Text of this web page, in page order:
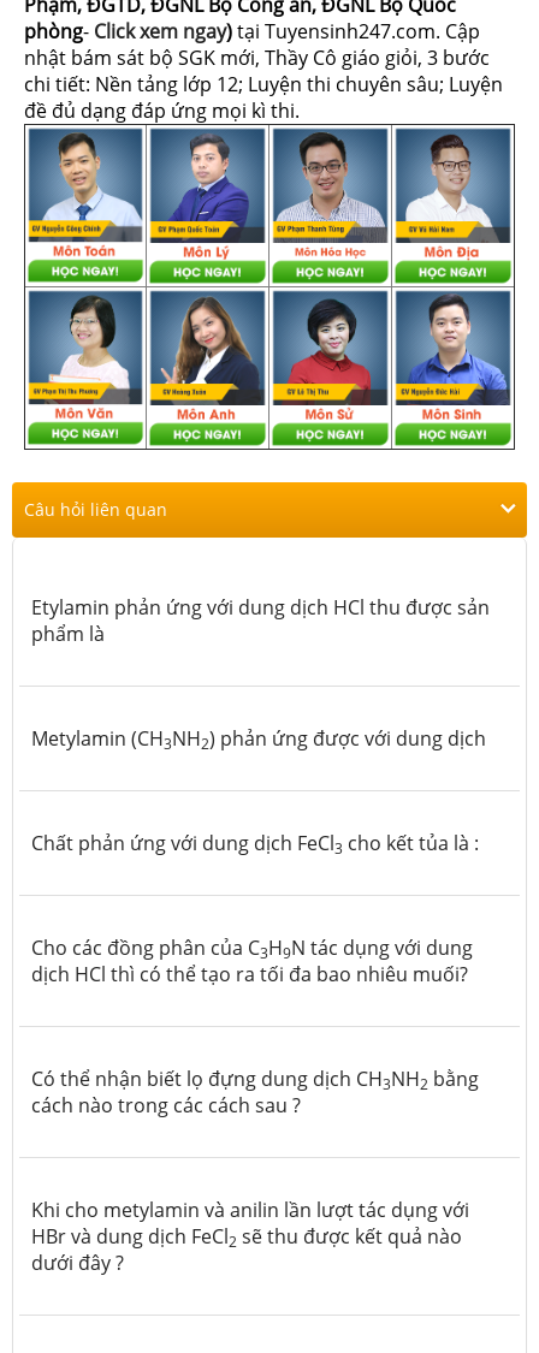
phòng- Click xem ngay)tại Tuyensinh247.com. Cập
nhật bám sát bộ SGK mới, Thầy Cô giáo giỏi, 3 bước
chi tiết: Nền tảng lớp 12; Luyện thi chuyên sâu; Luyện
đề đủ dạng đáp ứng mọi kì thi.
Câu hỏi liên quan
Etylamin phản ứng với dung dịch HCl thu được sản
phẩm là
Metylamin (CH3NH2) phản ứng được với dung dịch
Chất phản ứng với dung dịch FeCl3 cho kết tủa là :
Cho các đồng phân của C3H9N tác dụng với dung
dịch HCl thì có thể tạo ra tối đa bao nhiêu muối?
Có thể nhận biết lọ đựng dung dịch CH3NH2 bằng
cách nào trong các cách sau ?
Khi cho metylamin và anilin lần lượt tác dụng với
HBr và dung dịch FeCl2 sẽ thu được kết quả nào
dưới đây ?